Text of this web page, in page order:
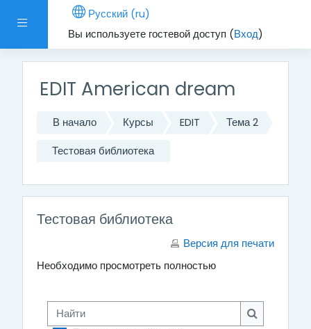
Боковая панель
Русский ‎(ru)‎
Вы используете гостевой доступ (Вход)
Перейти к основному содержанию
EDIT American dream
В начало Курсы EDIT Тема 2
Тестовая библиотека
Тестовая библиотека
Версия для печати
Необходимо просмотреть полностью
Найти